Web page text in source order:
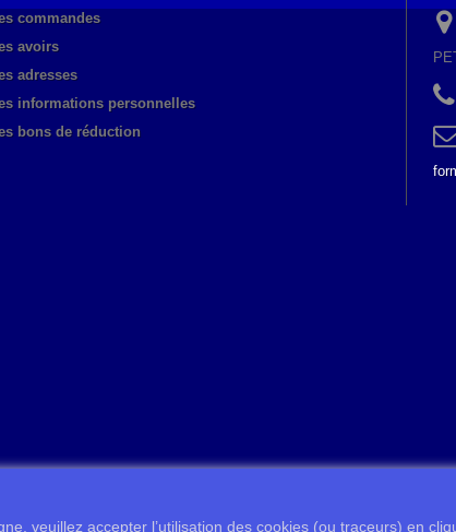
commandes
avoirs
adresses
informations personnelles
bons de réduction
veuillez accepter l’utilisation des cookies (ou traceurs) en